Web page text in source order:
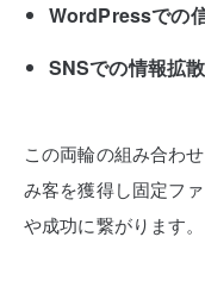
WordPressでの
SNSでの情報拡散
この両輪の組み合わ
み客を獲得し固定ファ
や成功に繋がります。